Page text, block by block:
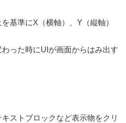
基準にX（横軸）、Y（縦軸）
った時にUIが画面からはみ出す
ストブロックなど表示物をクリ